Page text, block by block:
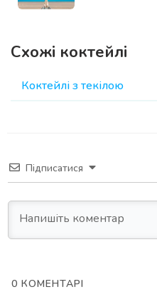
Схожі коктейлі
Коктейлі з текілою
Підписатися
0 КОМЕНТАРІ